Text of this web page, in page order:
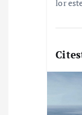
lor